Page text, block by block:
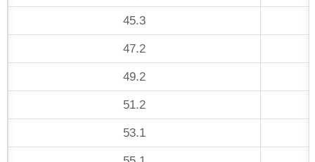
45.3
47.2
49.2
51.2
53.1